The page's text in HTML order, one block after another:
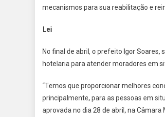
mecanismos para sua reabilitação e
Lei
No final de abril, o prefeito Igor
hotelaria para atender moradores em
“Temos que proporcionar melhores
principalmente, para as pessoas em
aprovada no dia 28 de abril, na Câmara